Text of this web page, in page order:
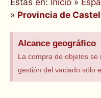
Estás en: Inicio »
» Provincia de
Alcance geográfico
La compra de objetos se
gestión del vaciado sólo